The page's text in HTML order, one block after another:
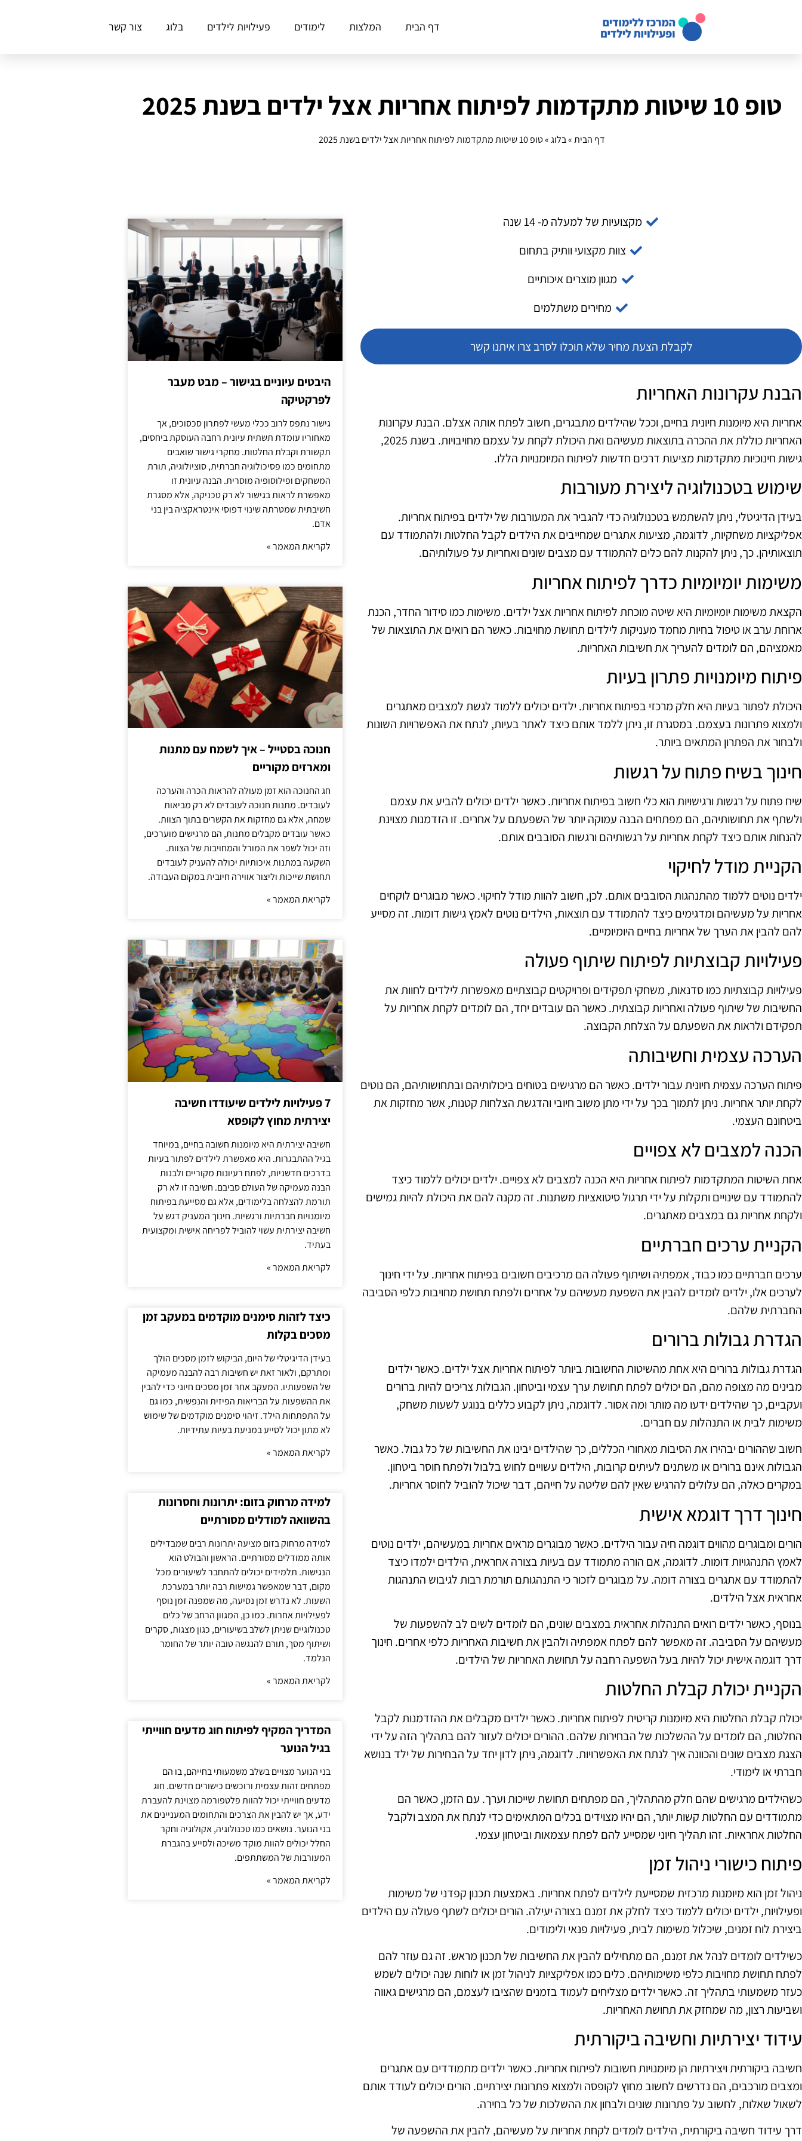
דף הבית המלצות לימודים פעילויות לילדים בלוג צור קשר
טופ 10 שיטות מתקדמות לפיתוח אחריות אצל ילדים בשנת 2025
דף הבית»בלוג»טופ 10 שיטות מתקדמות לפיתוח אחריות אצל ילדים בשנת 2025
מקצועיות של למעלה מ- 14 שנה
צוות מקצועי וותיק בתחום
מגוון מוצרים איכותיים
מחירים משתלמים
לקבלת הצעת מחיר שלא תוכלו לסרב צרו איתנו קשר
הבנת עקרונות האחריות
אחריות היא מיומנות חיונית בחיים, וככל שהילדים מתבגרים, חשוב לפתח אותה אצלם. הבנת עקרונות
האחריות כוללת את ההכרה בתוצאות מעשיהם ואת היכולת לקחת על עצמם מחויבויות. בשנת 2025,
גישות חינוכיות מתקדמות מציעות דרכים חדשות לפיתוח המיומנויות הללו.
שימוש בטכנולוגיה ליצירת מעורבות
בעידן הדיגיטלי, ניתן להשתמש בטכנולוגיה כדי להגביר את המעורבות של ילדים בפיתוח אחריות.
אפליקציות משחקיות, לדוגמה, מציעות אתגרים שמחייבים את הילדים לקבל החלטות ולהתמודד עם
תוצאותיהן. כך, ניתן להקנות להם כלים להתמודד עם מצבים שונים ואחריות על פעולותיהם.
משימות יומיומיות כדרך לפיתוח אחריות
הקצאת משימות יומיומיות היא שיטה מוכחת לפיתוח אחריות אצל ילדים. משימות כמו סידור החדר, הכנת
ארוחת ערב או טיפול בחיות מחמד מעניקות לילדים תחושת מחויבות. כאשר הם רואים את התוצאות של
מאמציהם, הם לומדים להעריך את חשיבות האחריות.
פיתוח מיומנויות פתרון בעיות
היכולת לפתור בעיות היא חלק מרכזי בפיתוח אחריות. ילדים יכולים ללמוד לגשת למצבים מאתגרים
ולמצוא פתרונות בעצמם. במסגרת זו, ניתן ללמד אותם כיצד לאתר בעיות, לנתח את האפשרויות השונות
ולבחור את הפתרון המתאים ביותר.
חינוך בשיח פתוח על רגשות
שיח פתוח על רגשות ורגישויות הוא כלי חשוב בפיתוח אחריות. כאשר ילדים יכולים להביע את עצמם
ולשתף את תחושותיהם, הם מפתחים הבנה עמוקה יותר של השפעתם על אחרים. זו הזדמנות מצוינת
להנחות אותם כיצד לקחת אחריות על רגשותיהם ורגשות הסובבים אותם.
הקניית מודל לחיקוי
ילדים נוטים ללמוד מהתנהגות הסובבים אותם. לכן, חשוב להוות מודל לחיקוי. כאשר מבוגרים לוקחים
אחריות על מעשיהם ומדגימים כיצד להתמודד עם תוצאות, הילדים נוטים לאמץ גישות דומות. זה מסייע
להם להבין את הערך של אחריות בחיים היומיומיים.
פעילויות קבוצתיות לפיתוח שיתוף פעולה
פעילויות קבוצתיות כמו סדנאות, משחקי תפקידים ופרויקטים קבוצתיים מאפשרות לילדים לחוות את
החשיבות של שיתוף פעולה ואחריות קבוצתית. כאשר הם עובדים יחד, הם לומדים לקחת אחריות על
תפקידם ולראות את השפעתם על הצלחת הקבוצה.
הערכה עצמית וחשיבותה
פיתוח הערכה עצמית חיונית עבור ילדים. כאשר הם מרגישים בטוחים ביכולותיהם ובתחושותיהם, הם נוטים
לקחת יותר אחריות. ניתן לתמוך בכך על ידי מתן משוב חיובי והדגשת הצלחות קטנות, אשר מחזקות את
ביטחונם העצמי.
הכנה למצבים לא צפויים
אחת השיטות המתקדמות לפיתוח אחריות היא הכנה למצבים לא צפויים. ילדים יכולים ללמוד כיצד
להתמודד עם שינויים ותקלות על ידי תרגול סיטואציות משתנות. זה מקנה להם את היכולת להיות גמישים
ולקחת אחריות גם במצבים מאתגרים.
הקניית ערכים חברתיים
ערכים חברתיים כמו כבוד, אמפתיה ושיתוף פעולה הם מרכיבים חשובים בפיתוח אחריות. על ידי חינוך
לערכים אלו, ילדים לומדים להבין את השפעת מעשיהם על אחרים ולפתח תחושת מחויבות כלפי הסביבה
החברתית שלהם.
הגדרת גבולות ברורים
הגדרת גבולות ברורים היא אחת מהשיטות החשובות ביותר לפיתוח אחריות אצל ילדים. כאשר ילדים
מבינים מה מצופה מהם, הם יכולים לפתח תחושת ערך עצמי וביטחון. הגבולות צריכים להיות ברורים
ועקביים, כך שהילדים ידעו מה מותר ומה אסור. לדוגמה, ניתן לקבוע כללים בנוגע לשעות משחק,
משימות לבית או התנהלות עם חברים.
חשוב שההורים יבהירו את הסיבות מאחורי הכללים, כך שהילדים יבינו את החשיבות של כל גבול. כאשר
הגבולות אינם ברורים או משתנים לעיתים קרובות, הילדים עשויים לחוש בלבול ולפתח חוסר ביטחון.
במקרים כאלה, הם עלולים להרגיש שאין להם שליטה על חייהם, דבר שיכול להוביל לחוסר אחריות.
חינוך דרך דוגמא אישית
הורים ומבוגרים מהווים דוגמה חיה עבור הילדים. כאשר מבוגרים מראים אחריות במעשיהם, ילדים נוטים
לאמץ התנהגויות דומות. לדוגמה, אם הורה מתמודד עם בעיות בצורה אחראית, הילדים ילמדו כיצד
להתמודד עם אתגרים בצורה דומה. על מבוגרים לזכור כי התנהגותם תורמת רבות לגיבוש התנהגות
אחראית אצל הילדים.
בנוסף, כאשר ילדים רואים התנהלות אחראית במצבים שונים, הם לומדים לשים לב להשפעות של
מעשיהם על הסביבה. זה מאפשר להם לפתח אמפתיה ולהבין את חשיבות האחריות כלפי אחרים. חינוך
דרך דוגמה אישית יכול להיות בעל השפעה רחבה על תחושת האחריות של הילדים.
הקניית יכולת קבלת החלטות
יכולת קבלת החלטות היא מיומנות קריטית לפיתוח אחריות. כאשר ילדים מקבלים את ההזדמנות לקבל
החלטות, הם לומדים על ההשלכות של הבחירות שלהם. ההורים יכולים לעזור להם בתהליך הזה על ידי
הצגת מצבים שונים והכוונה איך לנתח את האפשרויות. לדוגמה, ניתן לדון יחד על הבחירות של ילד בנושא
חברתי או לימודי.
כשהילדים מרגישים שהם חלק מהתהליך, הם מפתחים תחושת שייכות וערך. עם הזמן, כאשר הם
מתמודדים עם החלטות קשות יותר, הם יהיו מצוידים בכלים המתאימים כדי לנתח את המצב ולקבל
החלטות אחראיות. זהו תהליך חיוני שמסייע להם לפתח עצמאות וביטחון עצמי.
פיתוח כישורי ניהול זמן
ניהול זמן הוא מיומנות מרכזית שמסייעת לילדים לפתח אחריות. באמצעות תכנון קפדני של משימות
ופעילויות, ילדים יכולים ללמוד כיצד לחלק את זמנם בצורה יעילה. הורים יכולים לשתף פעולה עם הילדים
ביצירת לוח זמנים, שיכלול משימות לבית, פעילויות פנאי ולימודים.
כשילדים לומדים לנהל את זמנם, הם מתחילים להבין את החשיבות של תכנון מראש. זה גם עוזר להם
לפתח תחושת מחויבות כלפי משימותיהם. כלים כמו אפליקציות לניהול זמן או לוחות שנה יכולים לשמש
כעזר משמעותי בתהליך זה. כאשר ילדים מצליחים לעמוד בזמנים שהציבו לעצמם, הם מרגישים גאווה
ושביעות רצון, מה שמחזק את תחושת האחריות.
עידוד יצירתיות וחשיבה ביקורתית
חשיבה ביקורתית ויצירתיות הן מיומנויות חשובות לפיתוח אחריות. כאשר ילדים מתמודדים עם אתגרים
ומצבים מורכבים, הם נדרשים לחשוב מחוץ לקופסה ולמצוא פתרונות יצירתיים. הורים יכולים לעודד אותם
לשאול שאלות, לחשוב על פתרונות שונים ולבחון את ההשלכות של כל בחירה.
דרך עידוד חשיבה ביקורתית, הילדים לומדים לקחת אחריות על מעשיהם, להבין את ההשפעה של
היבטים עיוניים בגישור – מבט מעבר
לפרקטיקה
גישור נתפס לרוב ככלי מעשי לפתרון סכסוכים, אך
מאחוריו עומדת תשתית עיונית רחבה העוסקת ביחסים,
תקשורת וקבלת החלטות. מחקרי גישור שואבים
מתחומים כמו פסיכולוגיה חברתית, סוציולוגיה, תורת
המשחקים ופילוסופיה מוסרית. הבנה עיונית זו
מאפשרת לראות בגישור לא רק טכניקה, אלא מסגרת
חשיבתית שמטרתה שינוי דפוסי אינטראקציה בין בני
אדם.
לקריאת המאמר »
חנוכה בסטייל – איך לשמח עם מתנות
ומארזים מקוריים
חג החנוכה הוא זמן מעולה להראות הכרה והערכה
לעובדים. מתנות חנוכה לעובדים לא רק מביאות
שמחה, אלא גם מחזקות את הקשרים בתוך הצוות.
כאשר עובדים מקבלים מתנות, הם מרגישים מוערכים,
וזה יכול לשפר את המורל והמחויבות של הצוות.
השקעה במתנות איכותיות יכולה להעניק לעובדים
תחושת שייכות וליצור אווירה חיובית במקום העבודה.
לקריאת המאמר »
7 פעילויות לילדים שיעודדו חשיבה
יצירתית מחוץ לקופסא
חשיבה יצירתית היא מיומנות חשובה בחיים, במיוחד
בגיל ההתבגרות. היא מאפשרת לילדים לפתור בעיות
בדרכים חדשניות, לפתח רעיונות מקוריים ולבנות
הבנה מעמיקה של העולם סביבם. חשיבה זו לא רק
תורמת להצלחה בלימודים, אלא גם מסייעת בפיתוח
מיומנויות חברתיות ורגשיות. חינוך המעניק דגש על
חשיבה יצירתית עשוי להוביל לפריחה אישית ומקצועית
בעתיד.
לקריאת המאמר »
כיצד לזהות סימנים מוקדמים במעקב זמן
מסכים בקלות
בעידן הדיגיטלי של היום, הביקוש לזמן מסכים הולך
ומתרקם, ולאור זאת יש חשיבות רבה להבנה מעמיקה
של השפעותיו. המעקב אחר זמן מסכים חיוני כדי להבין
את ההשפעות על הבריאות הפיזית והנפשית, כמו גם
על התפתחות הילד. זיהוי סימנים מוקדמים של שימוש
לא מתון יכול לסייע במניעת בעיות עתידיות.
לקריאת המאמר »
למידה מרחוק בזום: יתרונות וחסרונות
בהשוואה למודלים מסורתיים
למידה מרחוק בזום מציעה יתרונות רבים שמבדילים
אותה ממודלים מסורתיים. הראשון והבולט הוא
הנגישות. תלמידים יכולים להתחבר לשיעורים מכל
מקום, דבר שמאפשר גמישות רבה יותר במערכת
השעות. לא נדרש זמן נסיעה, מה שמפנה זמן נוסף
לפעילויות אחרות. כמו כן, המגוון הרחב של כלים
טכנולוגיים שניתן לשלב בשיעורים, כגון מצגות, סקרים
ושיתוף מסך, תורם להנגשה טובה יותר של החומר
הנלמד.
לקריאת המאמר »
המדריך המקיף לפיתוח חוג מדעים חווייתי
בגיל הנוער
בני הנוער מצויים בשלב משמעותי בחייהם, בו הם
מפתחים זהות עצמית ורוכשים כישורים חדשים. חוג
מדעים חווייתי יכול להוות פלטפורמה מצוינת להעברת
ידע, אך יש להבין את הצרכים והתחומים המעניינים את
בני הנוער. נושאים כמו טכנולוגיה, אקולוגיה וחקר
החלל יכולים להוות מוקד משיכה ולסייע בהגברת
המעורבות של המשתתפים.
לקריאת המאמר »